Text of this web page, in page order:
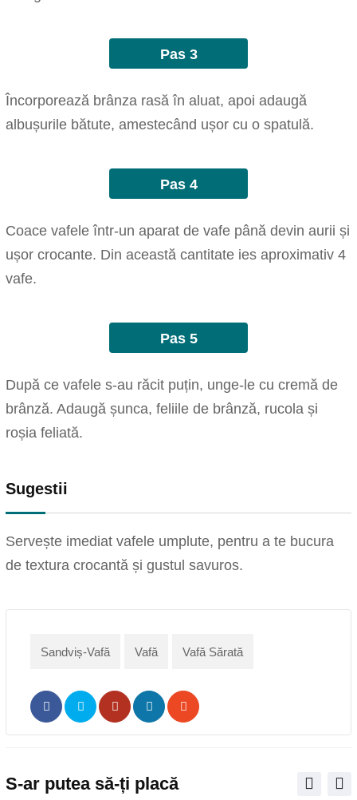
Pas 3
Încorporează brânza rasă în aluat, apoi adaugă
albușurile bătute, amestecând ușor cu o spatulă.
Pas 4
Coace vafele într-un aparat de vafe până devin aurii și
ușor crocante. Din această cantitate ies aproximativ 4
vafe.
Pas 5
După ce vafele s-au răcit puțin, unge-le cu cremă de
brânză. Adaugă șunca, feliile de brânză, rucola și
roșia feliată.
Sugestii
Servește imediat vafele umplute, pentru a te bucura
de textura crocantă și gustul savuros.
Sandviș-Vafă Vafă Vafă Sărată
PinterestShare
Print
S-ar putea să-ți placă